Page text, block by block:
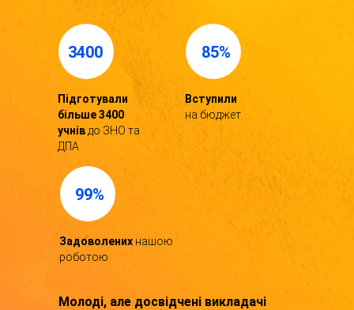
Підготували
більше 3400
учнів до ЗНО та
ДПА
3400
Вступили
на бюджет
85%
Задоволених нашою
роботою
99%
Молоді, але досвідчені викладачі